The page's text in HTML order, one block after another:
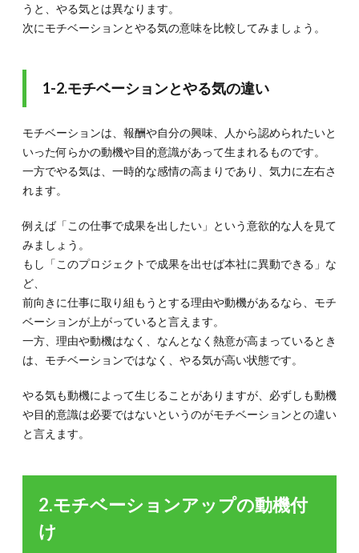
2.2.
2-2.内
味・探
ク感な
どでや
る気向
上〜
3.
分の
モチ
ベー
上げ
方5
3.1.
【目標
設定】
ゴール
に到達
スクを
する
うと、やる気とは異なります。
次にモチベーションとやる気の意味を比較してみましょう。
1-2.モチベーションとやる気の違い
モチベーションは、報酬や自分の興味、人から認められたいと
いった何らかの動機や目的意識があって生まれるものです。
一方でやる気は、一時的な感情の高まりであり、気力に左右さ
れます。
例えば「この仕事で成果を出したい」という意欲的な人を見て
みましょう。
もし「このプロジェクトで成果を出せば本社に異動できる」な
ど、
前向きに仕事に取り組もうとする理由や動機があるなら、モチ
ベーションが上がっていると言えます。
一方、理由や動機はなく、なんとなく熱意が高まっているとき
は、モチベーションではなく、やる気が高い状態です。
やる気も動機によって生じることがありますが、必ずしも動機
や目的意識は必要ではないというのがモチベーションとの違い
と言えます。
2.モチベーションアップの動機付
け